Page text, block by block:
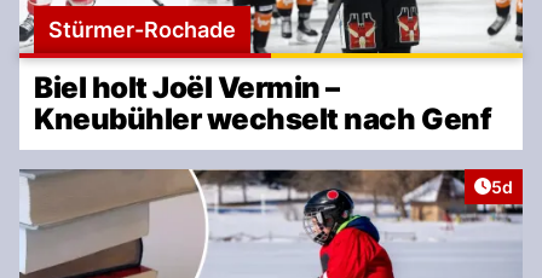
Stürmer-Rochade
Biel holt Joël Vermin –
Kneubühler wechselt nach Genf
5d